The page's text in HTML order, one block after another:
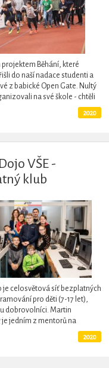
Běhání, které
do naší nadace studenti a
z babické Open Gate. Nultý
na své škole - chtěli
pomáhat, strávit spolu
vzduchu...
2020
VŠE -
klub
je celosvětová síť bezplatných
pro děti (7-17 let),
dobrovolníci. Martin
je jedním z mentorů na
kde se klub schází každý
hodiny. Martin se...
2020